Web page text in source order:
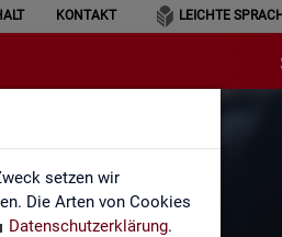
setzen wir
Die Arten von Cookies
Datenschutzerklärung.
KONTAKT LEICHTE